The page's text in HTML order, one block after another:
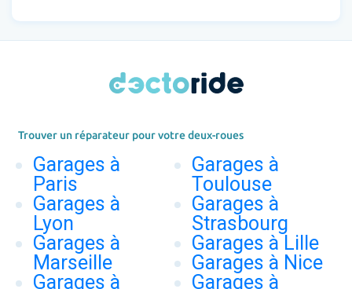
Trouver un réparateur pour votre deux-roues
Garages à
Paris
Garages à
Lyon
Garages à
Marseille
Garages à
Garages à
Toulouse
Garages à
Strasbourg
Garages à Lille
Garages à Nice
Garages à